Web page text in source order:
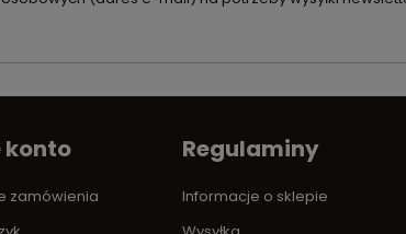
konto
zamówienia
Regulaminy
Informacje o sklepie